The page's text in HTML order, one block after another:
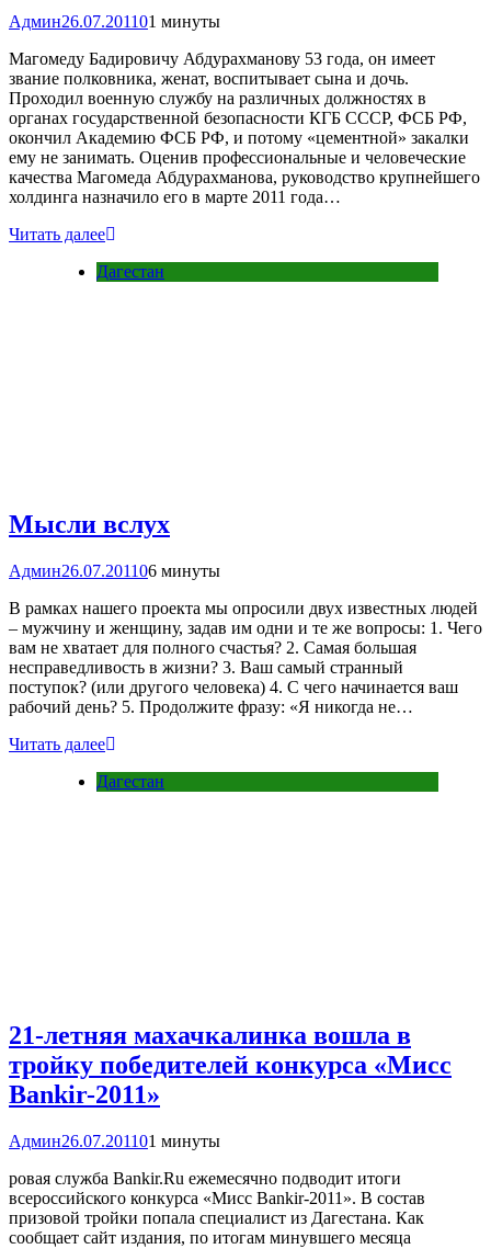
Админ26.07.201101 минуты
Магомеду Бадировичу Абдурахманову 53 года, он имеет
звание полковника, женат, воспитывает сына и дочь.
Проходил военную службу на различных должностях в
органах государственной безопасности КГБ СССР, ФСБ РФ,
окончил Академию ФСБ РФ, и потому «цементной» закалки
ему не занимать. Оценив профессиональные и человеческие
качества Магомеда Абдурахманова, руководство крупнейшего
холдинга назначило его в марте 2011 года…
Читать далее
Дагестан
Мысли вслух
Админ26.07.201106 минуты
В рамках нашего проекта мы опросили двух известных людей
– мужчину и женщину, задав им одни и те же вопросы: 1. Чего
вам не хватает для полного счастья? 2. Самая большая
несправедливость в жизни? 3. Ваш самый странный
поступок? (или другого человека) 4. С чего начинается ваш
рабочий день? 5. Продолжите фразу: «Я никогда не…
Читать далее
Дагестан
21-летняя махачкалинка вошла в
тройку победителей конкурса «Мисс
Bankir-2011»
Админ26.07.201101 минуты
ровая служба Bankir.Ru ежемесячно подводит итоги
всероссийского конкурса «Мисс Bankir-2011». В состав
призовой тройки попала специалист из Дагестана. Как
сообщает сайт издания, по итогам минувшего месяца